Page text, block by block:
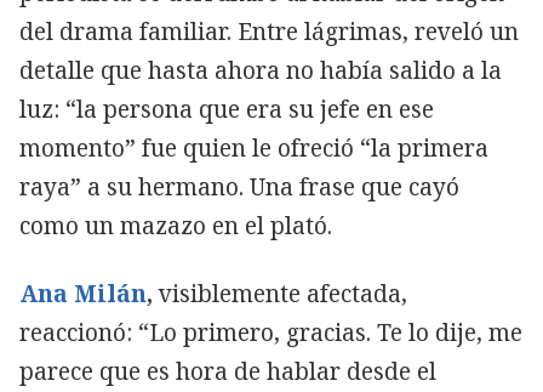
del drama familiar. Entre lágrimas, reveló un
detalle que hasta ahora no había salido a la
luz: “la persona que era su jefe en ese
momento” fue quien le ofreció “la primera
raya” a su hermano. Una frase que cayó
como un mazazo en el plató.
Ana Milán,visiblemente afectada,
reaccionó: “Lo primero, gracias. Te lo dije, me
parece que es hora de hablar desde el